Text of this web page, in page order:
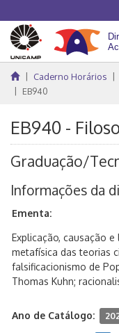
Caderno Horários
EB940
EB940 -
Graduação/
Informações da
Ementa:
Explicação, causação
metafísica das teorias
falsificacionismo de
Thomas Kuhn;
Ano de Catálogo: